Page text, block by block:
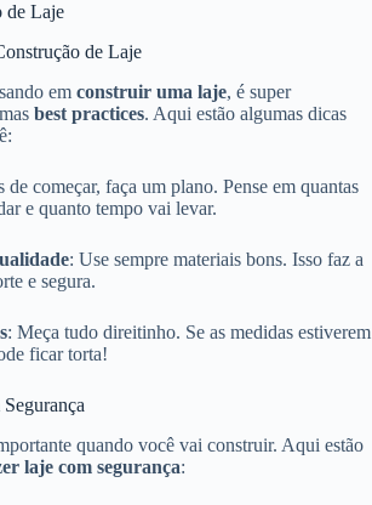
de Laje
de Laje
em construir uma laje, é super
best practices. Aqui estão algumas dicas
de começar, faça um plano. Pense em quantas
e quanto tempo vai levar.
: Use sempre materiais bons. Isso faz a
e segura.
: Meça tudo direitinho. Se as medidas estiverem
ficar torta!
quando você vai construir. Aqui estão
laje com segurança: